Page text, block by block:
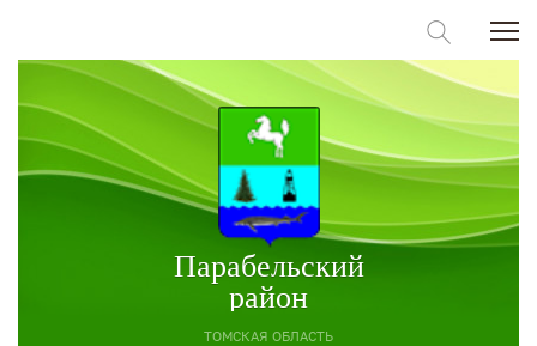
Парабельский
район
ТОМСКАЯ ОБЛАСТЬ